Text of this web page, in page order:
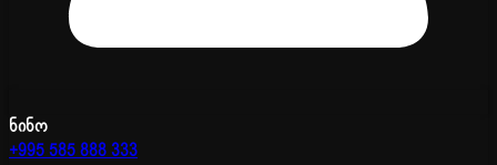
ნინო
+995 585 888 333